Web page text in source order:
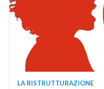
LA RISTRUTTURAZIONE